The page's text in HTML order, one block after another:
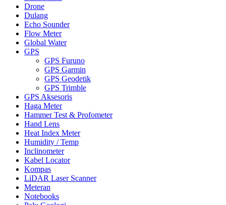
Drone
Dulang
Echo Sounder
Flow Meter
Global Water
GPS
GPS Furuno
GPS Garmin
GPS Geodetik
GPS Trimble
GPS Aksesoris
Haga Meter
Hammer Test & Profometer
Hand Lens
Heat Index Meter
Humidity / Temp
Inclinometer
Kabel Locator
Kompas
LiDAR Laser Scanner
Meteran
Notebooks